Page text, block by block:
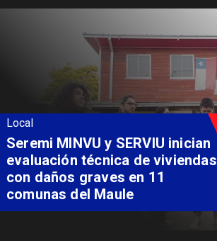
Local
Seremi MINVU y SERVIU inician
evaluación técnica de viviendas
con daños graves en 11
comunas del Maule